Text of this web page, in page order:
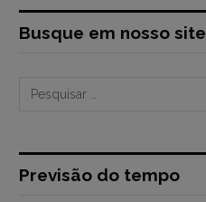
Busque em nosso site
Previsão do tempo